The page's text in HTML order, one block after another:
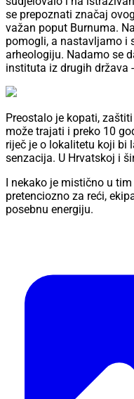
se prepoznati značaj
važan poput Burnuma.
pomogli, a nastavljamo i
arheologiju. Nadamo se
instituta iz drugih država
Preostalo je kopati,
može trajati i preko 10
riječ je o lokalitetu koji bi
senzacija. U Hrvatskoj i
I nekako je mistično u
pretenciozno za reći,
posebnu energiju.